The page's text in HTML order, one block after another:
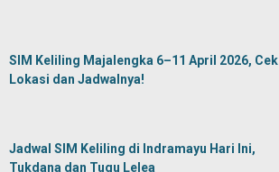
SIM Keliling Majalengka 6–11 April 2026, Cek
Lokasi dan Jadwalnya!
Jadwal SIM Keliling di Indramayu Hari Ini,
Tukdana dan Tugu Lelea